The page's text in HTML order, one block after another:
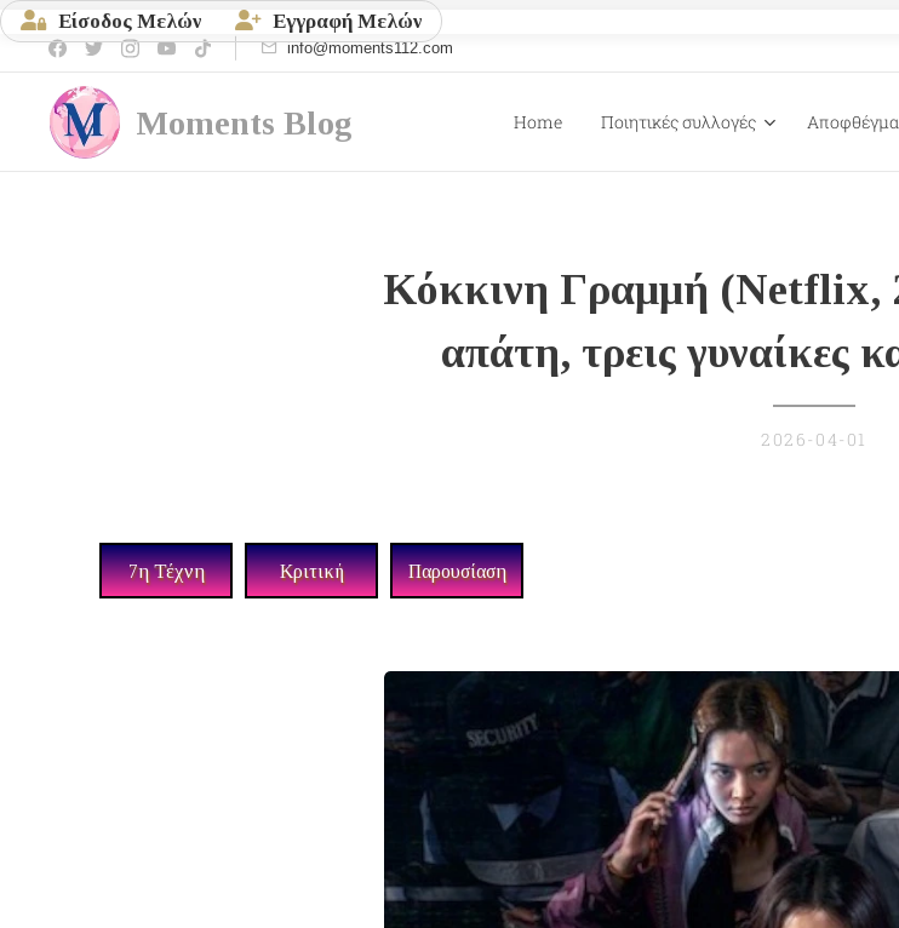
Είσοδος Μελών Εγγραφή Μελών
info@moments112.com
Moments Blog Home Ποιητικές συλλογές
Κόκκινη Γραμμή (Netflix,
απάτη, τρεις γυναίκες
2026-04-01
7η Τέχνη Κριτική Παρουσίαση